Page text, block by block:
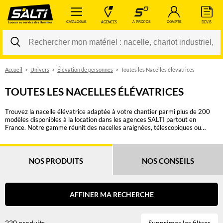
CATALOGUE AGENCES A PROPOS COMPTE DEVIS
Changer
Accueil Univers Élévation de personnes Toutes les Nacelles élévatrices
TOUTES LES NACELLES ÉLÉVATRICES
Trouvez la nacelle élévatrice adaptée à votre chantier parmi plus de 200
modèles disponibles à la location dans les agences SALTI partout en
France. Notre gamme réunit des nacelles araignées, télescopiques ou
véhicules légers ou poids lourds, proposées par des marques reconnues
vous pouvez sélectionner un équipement électrique, diesel, hybride ou bi-
de travail comprise entre 6 et 65 mètres. Le déport nécessaire, la capacité
de charge, la nature du terrain, la largeur d’accès, l’encombrement de la
machine et la fréquence des déplacements font partie des critères
essentiels pour choisir la bonne nacelle élévatrice. Les filtres disponibles
vous permettent de comparer rapidement les matériels correspondant à
NOS PRODUITS NOS CONSEILS
AFFINER MA RECHERCHE